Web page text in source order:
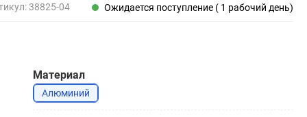
Клеи монтажные
Пистолеты для герметиков
38825-04 Ожидается поступление ( 1 рабочий день)
Материал
Алюминий